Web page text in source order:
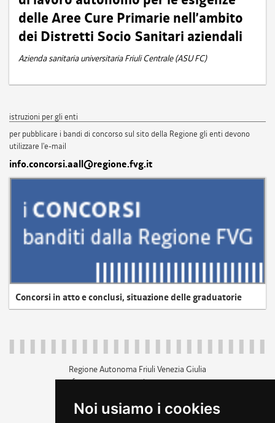
Noi usiamo i cookies
delle Aree Cure Primarie nell’ambito
dei Distretti Socio Sanitari aziendali
Azienda sanitaria universitaria Friuli Centrale (ASU FC)
istruzioni per gli enti
per pubblicare i bandi di concorso sul sito della Regione gli enti devono
utilizzare l'e-mail
info.concorsi.aall@regione.fvg.it
Concorsi in atto e conclusi, situazione delle graduatorie
Regione Autonoma Friuli Venezia Giulia
c.f. 80014930327; p.iva 00526040324
+39 040 3771111